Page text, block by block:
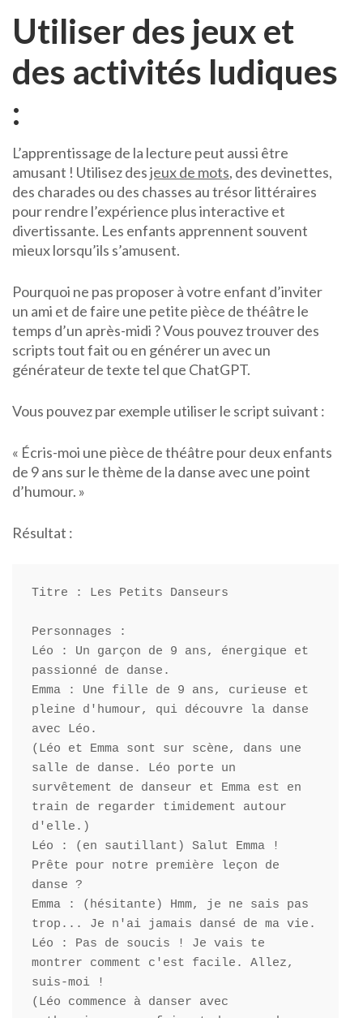
Utiliser des jeux et
des activités ludiques
:
L’apprentissage de la lecture peut aussi être
amusant ! Utilisez desjeux de mots, des devinettes,
des charades ou des chasses au trésor littéraires
pour rendre l’expérience plus interactive et
divertissante. Les enfants apprennent souvent
mieux lorsqu’ils s’amusent.
Pourquoi ne pas proposer à votre enfant d’inviter
un ami et de faire une petite pièce de théâtre le
temps d’un après-midi ? Vous pouvez trouver des
scripts tout fait ou en générer un avec un
générateur de texte tel que ChatGPT.
Vous pouvez par exemple utiliser le script suivant :
« Écris-moi une pièce de théâtre pour deux enfants
de 9 ans sur le thème de la danse avec une point
d’humour. »
Résultat :
Titre : Les Petits Danseurs
Personnages :
Léo : Un garçon de 9 ans, énergique et
passionné de danse.
Emma : Une fille de 9 ans, curieuse et
pleine d'humour, qui découvre la danse
avec Léo.
(Léo et Emma sont sur scène, dans une
salle de danse. Léo porte un
survêtement de danseur et Emma est en
train de regarder timidement autour
d'elle.)
Léo : (en sautillant) Salut Emma !
Prête pour notre première leçon de
danse ?
Emma : (hésitante) Hmm, je ne sais pas
trop... Je n'ai jamais dansé de ma vie.
Léo : Pas de soucis ! Je vais te
montrer comment c'est facile. Allez,
suis-moi !
(Léo commence à danser avec